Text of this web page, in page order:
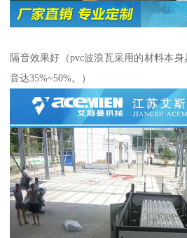
隔音效果好（pvc波浪瓦采用的材料本
音达35%~50%。）